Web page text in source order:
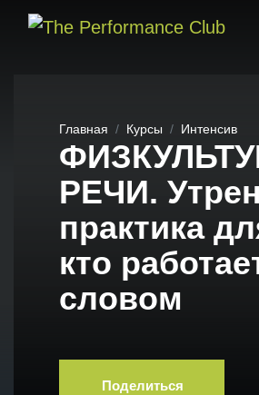
Главная Курсы Интенсив
РЕЧИ.
практика
кто
словом
Поделиться